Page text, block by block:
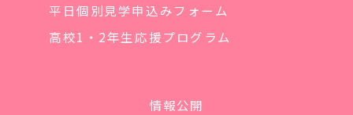
平日個別見学申込みフォーム
高校1・2年生応援プログラム
情報公開